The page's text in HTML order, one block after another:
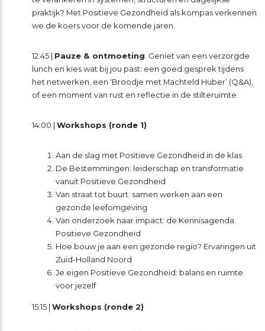
praktijk? Met Positieve Gezondheid als kompas verkennen
we de koers voor de komende jaren.
12:45 | Pauze & ontmoeting . Geniet van een verzorgde
lunch en kies wat bij jou past: een goed gesprek tijdens
het netwerken, een ‘Broodje met Machteld Huber’ (Q&A),
of een moment van rust en reflectie in de stilteruimte.
14:00 | Workshops (ronde 1)
Aan de slag met Positieve Gezondheid in de klas
De Bestemmingen: leiderschap en transformatie
vanuit Positieve Gezondheid
Van straat tot buurt: samen werken aan een
gezonde leefomgeving
Van onderzoek naar impact: de Kennisagenda
Positieve Gezondheid
Hoe bouw je aan een gezonde regio? Ervaringen uit
Zuid-Holland Noord
Je eigen Positieve Gezondheid: balans en ruimte
voor jezelf
15:15 | Workshops (ronde 2)